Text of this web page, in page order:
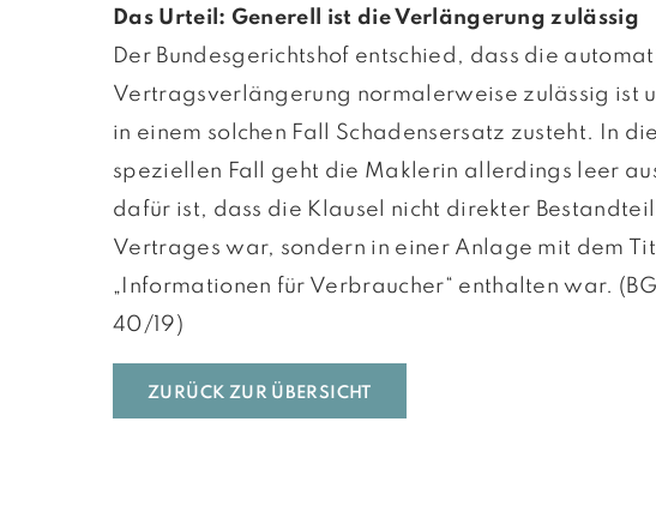
Das Urteil: Generell ist die Verlängerung zulässig
Der Bundesgerichtshof entschied, dass die
Vertragsverlängerung normalerweise zulässig ist
in einem solchen Fall Schadensersatz zusteht. In
speziellen Fall geht die Maklerin allerdings leer
dafür ist, dass die Klausel nicht direkter
Vertrages war, sondern in einer Anlage mit dem
„Informationen für Verbraucher“ enthalten war.
40/19)
ZURÜCK ZUR ÜBERSICHT